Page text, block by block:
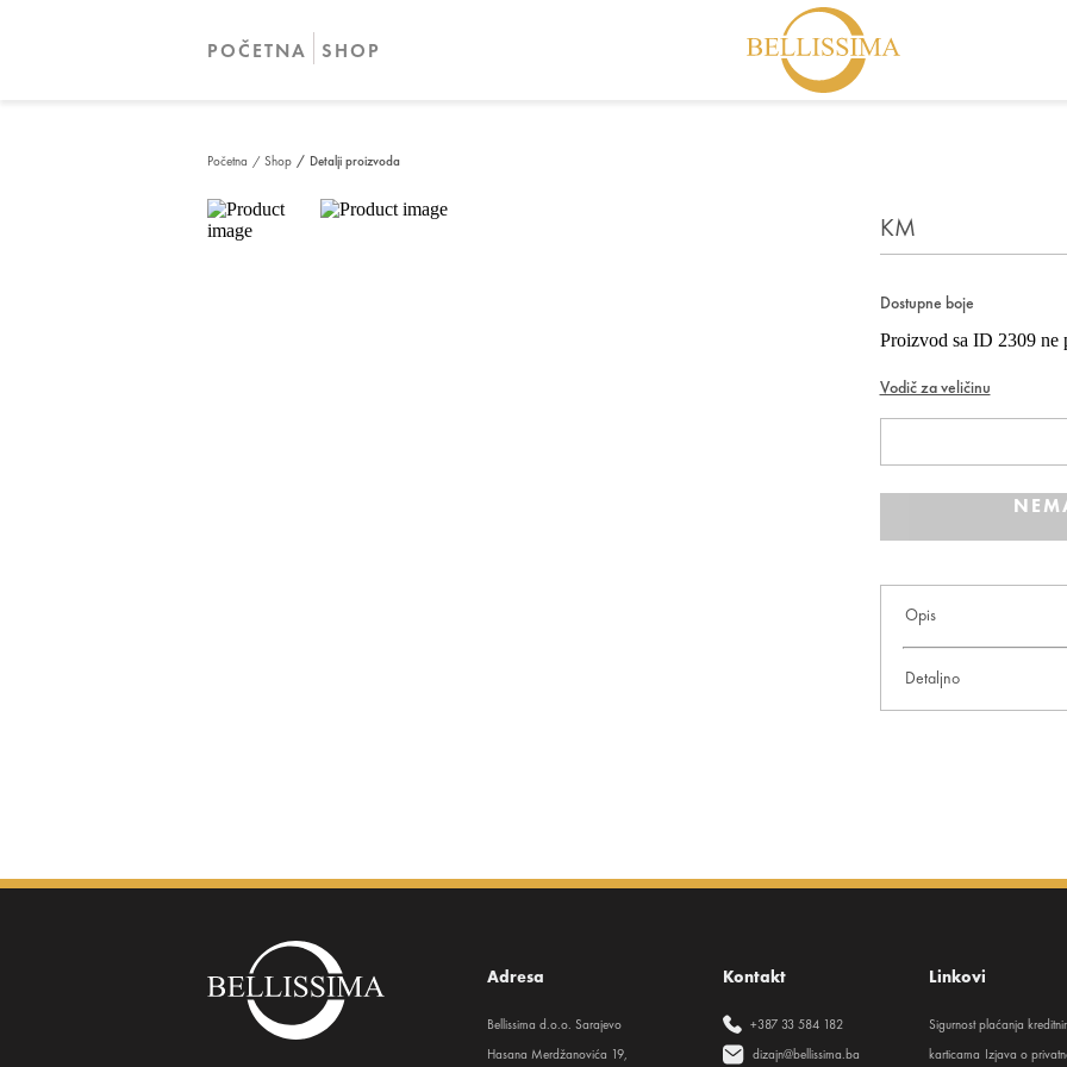
POČETNA SHOP
Početna / Shop / Detalji proizvoda
KM
Dostupne boje
Proizvod sa ID 2309 ne
Vodič za veličinu
Opis
Detaljno
Adresa
Bellissima d.o.o. Sarajevo
Hasana Merdžanovića 19,
Kontakt
+387 33 584 182
dizajn@bellissima.ba
Linkovi
Sigurnost plaćanja
karticama Izjava o